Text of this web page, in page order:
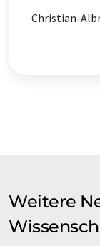
Christian-
Weitere